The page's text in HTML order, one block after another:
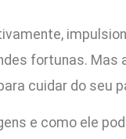
fortunas. Mas
cuidar do seu
e como ele